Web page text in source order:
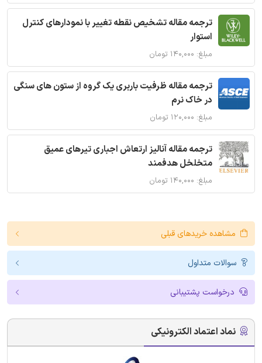
ترجمه مقاله تشخیص نقطه تغییر با نمودارهای کنترل
استوار
مبلغ: ۱۴۰,۰۰۰ تومان
ترجمه مقاله ظرفیت باربری یک گروه از ستون های سنگی
در خاک نرم
مبلغ: ۱۲۰,۰۰۰ تومان
ترجمه مقاله آنالیز ارتعاش اجباری تیرهای عمیق
متخلخل هدفمند
مبلغ: ۱۴۰,۰۰۰ تومان
مشاهده خریدهای قبلی
سوالات متداول
درخواست پشتیبانی
نماد اعتماد الکترونیکی